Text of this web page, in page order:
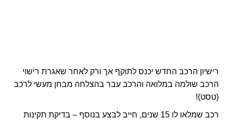
רישיון הרכב החדש יכנס לתוקף אך ורק לאחר שאגרת רישוי
הרכב שולמה במלואה והרכב עבר בהצלחה מבחן מעשי לרכב
(טסט)!
רכב שמלאו לו 15 שנים, חייב לבצע בנוסף – בדיקת תקינות